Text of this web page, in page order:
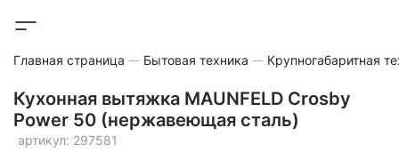
Главная страница Бытовая техника Крупногабаритная
Кухонная вытяжка MAUNFELD Crosby
Power 50 (нержавеющая сталь)
артикул: 297581